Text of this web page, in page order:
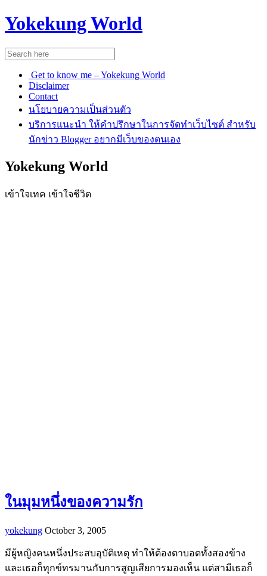
Yokekung World
Get to know me – Yokekung World
Disclaimer
Contact
นโยบายความเป็นส่วนตัว
บริการแนะนำ ให้คำปรึกษาในการจัดทำเว็บไซต์ สำหรับ
นักข่าว Blogger อยากมีเว็บของตนเอง
Yokekung World
เข้าใจเทค เข้าใจชีวิต
ในมุมหนึ่งของความรัก
yokekung October 3, 2005
มีผู้หญิงคนหนึ่งประสบอุบัติเหตุ ทำให้ต้องตาบอดทั้งสองข้าง
และเธอก็ทุกข์ทรมานกับการสูญเสียการมองเห็น แต่สามีเธอก็